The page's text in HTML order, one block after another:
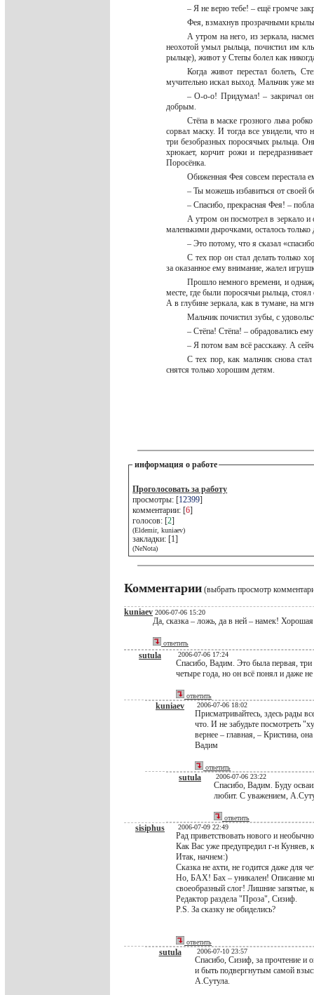
– Я не верю тебе! – ещё громче
Фея, взмахнув прозрачными
А утром на него, из зеркала,
неохотой умыл рыльца, почистил им
рыльце), живот у Степы болел как
Когда живот перестал болеть,
мучительно искал выход. Мальчик уже
– О-о-о! Придумал! – закричал он
добрым.
Стёпа в маске грозного льва
сорвал маску. И тогда все увидели,
три безобразных поросячьих рыльца.
хрюкает, корчит рожи и
Поросёнка.
Обиженная Фея совсем перестала
– Ты можешь избавиться от своей
– Спасибо, прекрасная Фея! –
А утром он посмотрел в зеркало и
маленькими дырочками, осталось
– Это потому, что я сказал
С тех пор он стал делать только
за оказанное ему внимание, жалел
Прошло немного времени, и
месте, где были поросячьи рыльца,
А в глубине зеркала, как в тумане, на
Мальчик почистил зубы, с
– Стёпа! Стёпа! – обрадовались
– Я потом вам всё расскажу. А
С тех пор, как мальчик снова
снятся только хорошим детям.
информация о работе
Проголосовать за работу
просмотры: [12399]
комментарии: [6]
голосов: [2]
(Eldemir, kuniaev)
закладки: [1]
(NeNota)
Комментарии (выбрать просмотр
kuniaev 2006-07-06 15:20
Да, сказка – ложь, да в ней – намек! Хорошая
ответить
sutula 2006-07-06 17:24
Спасибо, Вадим. Это была первая, три
четыре года, но он всё понял и даже
ответить
kuniaev 2006-07-06 18:02
Присматривайтесь, здесь рады
что. И не забудьте посмотреть
вернее – главная, – Кристина,
Вадим
ответить
sutula 2006-07-06 23:22
Спасибо, Вадим. Буду
любит. С уважением,
ответить
sisiphus 2006-07-09 22:49
Рад приветствовать нового и
Как Вас уже предупредил г-н Куняев,
Итак, начнем:)
Сказка не ахти, не годится даже для
Но, БАХ! Бах – уникален! Описание
своеобразный слог! Лишние запятые,
Редактор раздела "Проза", Сизиф.
P.S. За сказку не обиделись?
ответить
sutula 2006-07-10 23:57
Спасибо, Сизиф, за прочтение и
и быть подвергнутым самой
А.Сутула.